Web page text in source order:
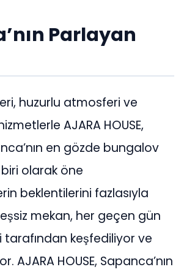
Parlayan
huzurlu atmosferi ve
AJARA HOUSE,
en gözde bungalov
olarak öne
beklentilerini fazlasıyla
mekan, her geçen gün
tarafından keşfediliyor ve
AJARA HOUSE, Sapanca’nın